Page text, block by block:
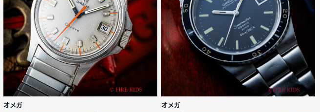
オメガ オメガ